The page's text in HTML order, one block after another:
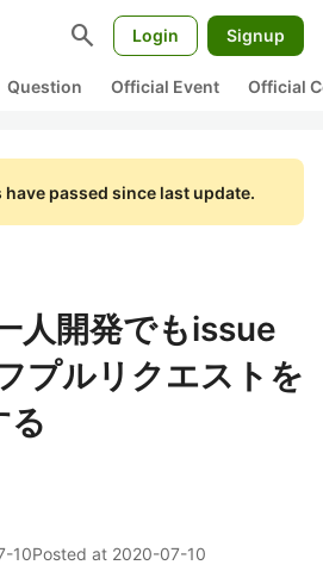
search Login Signup
Question Official Event Official
have passed since last update.
人開発でもissue
プルリクエストを
る
10Posted at 2020-07-10